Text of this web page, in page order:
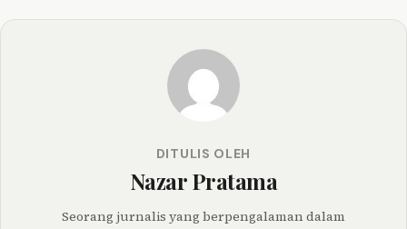
DITULIS OLEH
Nazar Pratama
Seorang jurnalis yang berpengalaman dalam